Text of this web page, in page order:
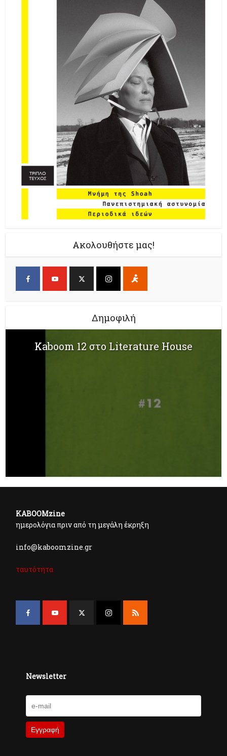
Ακολουθήστε μας!
Δημοφιλή
Kaboom 12 στο Literature House
KABOOMzine
ημερολόγια πριν από τη μεγάλη έκρηξη
info@kaboomzine.gr
ταυτότητα
Newsletter